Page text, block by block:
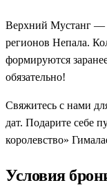
Верхний Мустанг —
регионов Непала.
формируются
обязательно!
Свяжитесь с нами
дат. Подарите себе
королевство»
Условия